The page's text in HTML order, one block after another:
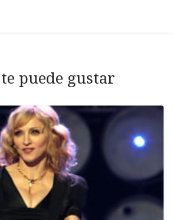
puede gustar